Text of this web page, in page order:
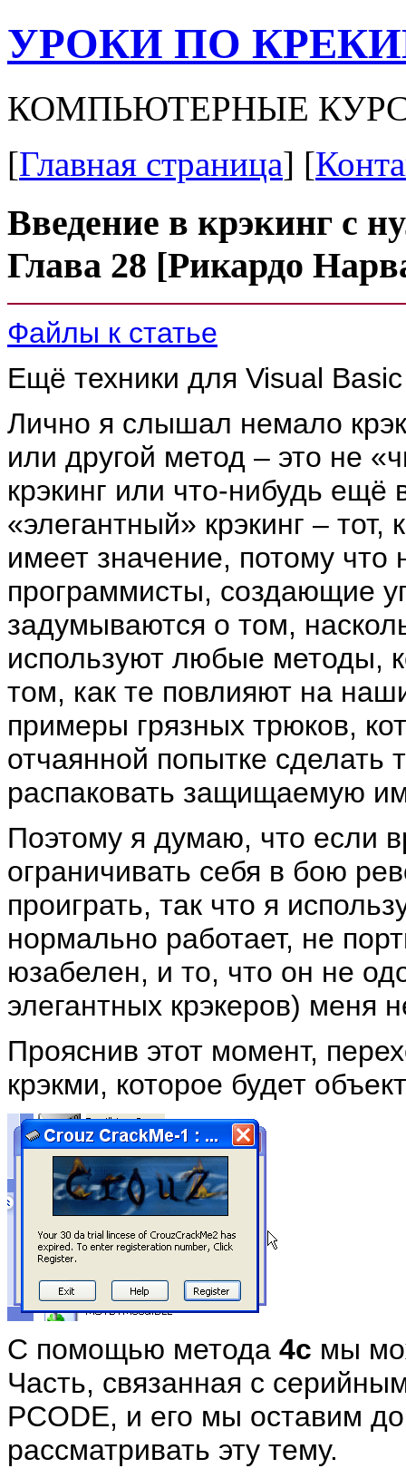
УРОКИ ПО
КОМПЬЮТЕРНЫЕ
[Главная страница] [
Введение в крэкинг с
Глава 28 [Рикардо
Файлы к статье
Ещё техники для Visual
Лично я слышал немало
или другой метод – это не
крэкинг или что-нибудь ещё
«элегантный» крэкинг – тот,
имеет значение, потому что
программисты, создающие
задумываются о том,
используют любые методы,
том, как те повлияют на
примеры грязных трюков,
отчаянной попытке сделать
распаковать защищаемую
Поэтому я думаю, что если
ограничивать себя в бою
проиграть, так что я
нормально работает, не
юзабелен, и то, что он не
элегантных крэкеров) меня
Прояснив этот момент,
крэкми, которое будет
С помощью метода 4c мы
Часть, связанная с
PCODE, и его мы оставим
рассматривать эту тему.